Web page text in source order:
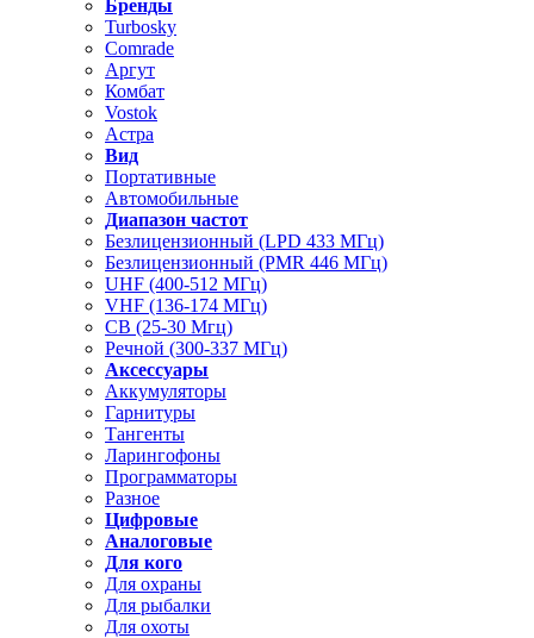
Бренды
Turbosky
Comrade
Аргут
Комбат
Vostok
Астра
Вид
Портативные
Автомобильные
Диапазон частот
Безлицензионный (LPD 433 МГц)
Безлицензионный (PMR 446 МГц)
UHF (400-512 МГц)
VHF (136-174 МГц)
CB (25-30 Мгц)
Речной (300-337 МГц)
Аксессуары
Аккумуляторы
Гарнитуры
Тангенты
Ларингофоны
Программаторы
Разное
Цифровые
Аналоговые
Для кого
Для охраны
Для рыбалки
Для охоты